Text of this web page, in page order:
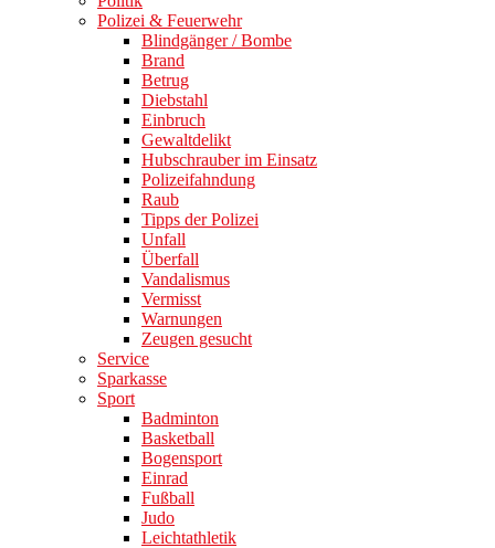
Polizei & Feuerwehr
Blindgänger / Bombe
Brand
Betrug
Diebstahl
Einbruch
Gewaltdelikt
Hubschrauber im Einsatz
Polizeifahndung
Raub
Tipps der Polizei
Unfall
Überfall
Vandalismus
Vermisst
Warnungen
Zeugen gesucht
Service
Sparkasse
Sport
Badminton
Basketball
Bogensport
Einrad
Fußball
Judo
Leichtathletik